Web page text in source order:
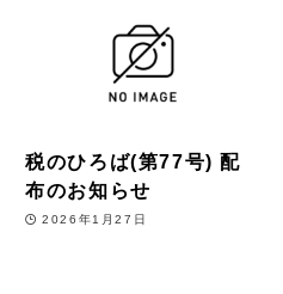
税のひろば(第77号) 配
布のお知らせ
2026年1月27日